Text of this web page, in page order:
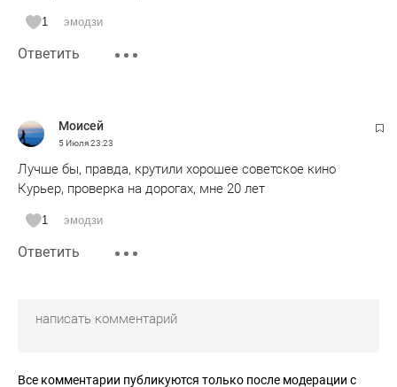
1 эмодзи
Ответить
Moисeй
5 Июля23:23
Лучше бы, правда, крутили хорошее советское кино
Курьер, проверка на дорогах, мне 20 лет
1 эмодзи
Ответить
Все комментарии публикуются только после модерации с